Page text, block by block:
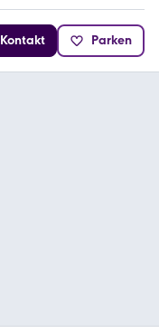
Kontakt Parken